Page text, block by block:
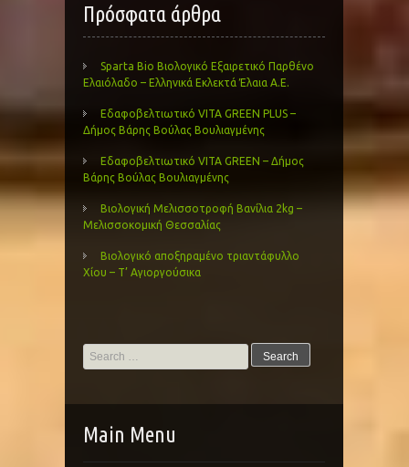
Πρόσφατα άρθρα
Sparta Bio Βιολογικό Εξαιρετικό Παρθένο
Ελαιόλαδο – Ελληνικά Εκλεκτά Έλαια Α.Ε.
Εδαφοβελτιωτικό VITA GREEN PLUS –
Δήμος Βάρης Βούλας Βουλιαγμένης
Εδαφοβελτιωτικό VITA GREEN – Δήμος
Βάρης Βούλας Βουλιαγμένης
Βιολογική Μελισσοτροφή Βανίλια 2kg –
Μελισσοκομική Θεσσαλίας
Βιολογικό αποξηραμένο τριαντάφυλλο
Χίου – Τ’ Αγιοργούσικα
Search
for:
Main Menu